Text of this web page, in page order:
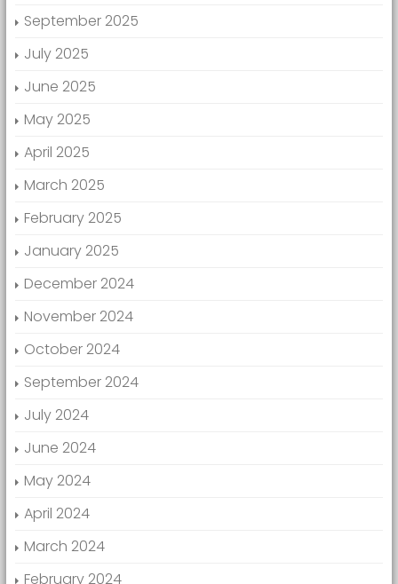
September 2025
July 2025
June 2025
May 2025
April 2025
March 2025
February 2025
January 2025
December 2024
November 2024
October 2024
September 2024
July 2024
June 2024
May 2024
April 2024
March 2024
February 2024